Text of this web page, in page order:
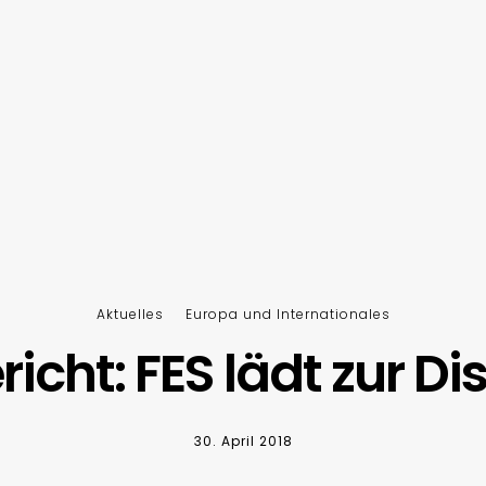
Aktuelles Europa und Internationales
FES lädt zur
30. April 2018